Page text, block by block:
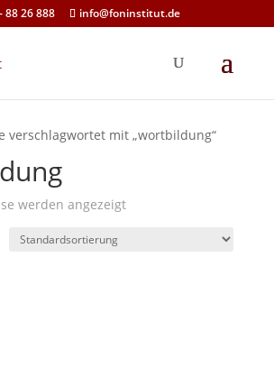
88 26 888 info@foninstitut.de
verschlagwortet mit „wortbildung“
werden angezeigt